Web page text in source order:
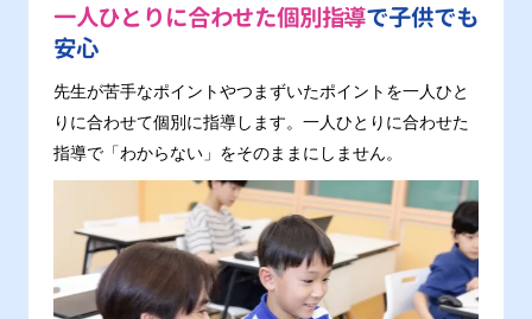
一人ひとりに合わせた個別指導で子供でも
安心
先生が苦手なポイントやつまずいたポイントを一人ひと
りに合わせて個別に指導します。一人ひとりに合わせた
指導で「わからない」をそのままにしません。